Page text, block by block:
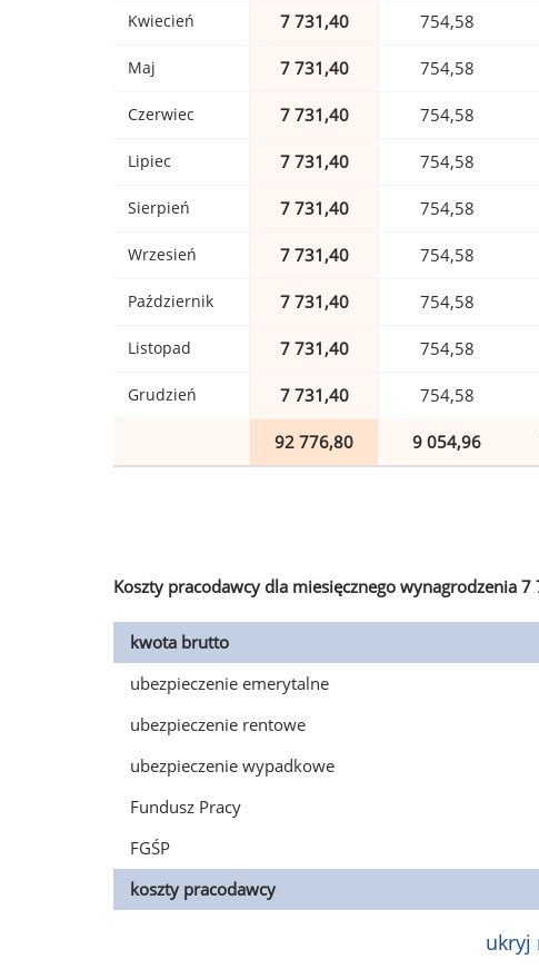
Kwiecień 7 731,40 754,58
Maj 7 731,40 754,58
Czerwiec 7 731,40 754,58
Lipiec 7 731,40 754,58
Sierpień 7 731,40 754,58
Wrzesień 7 731,40 754,58
Październik 7 731,40 754,58
Listopad 7 731,40 754,58
Grudzień 7 731,40 754,58
92 776,80 9 054,96
Koszty pracodawcy dla miesięcznego wynagrodzenia
kwota brutto
ubezpieczenie emerytalne
ubezpieczenie rentowe
ubezpieczenie wypadkowe
Fundusz Pracy
FGŚP
koszty pracodawcy
ukryj